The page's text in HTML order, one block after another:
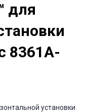
для
8361A-
установки